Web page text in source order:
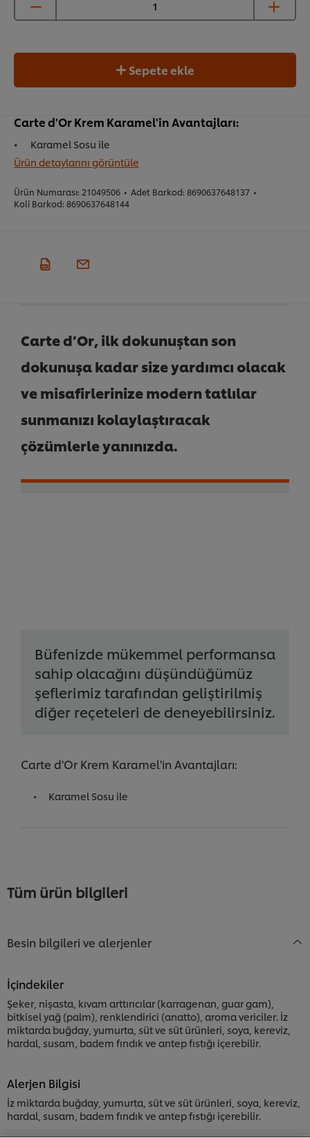
Sepete ekle
Carte d'Or Krem Karamel'in Avantajları:
Karamel Sosu ile
Ürün detaylarını görüntüle
Ürün Numarası: 21049506 • Adet Barkod: 8690637648137 •
Koli Barkod: 8690637648144
Carte d’Or, ilk dokunuştan son
dokunuşa kadar size yardımcı olacak
ve misafirlerinize modern tatlılar
sunmanızı kolaylaştıracak
çözümlerle yanınızda.
Büfenizde mükemmel performansa
sahip olacağını düşündüğümüz
şeflerimiz tarafından geliştirilmiş
diğer reçeteleri de deneyebilirsiniz.
Carte d'Or Krem Karamel'in Avantajları:
Karamel Sosu ile
Tüm ürün bilgileri
Besin bilgileri ve alerjenler
İçindekiler
Şeker, nişasta, kıvam arttırıcılar (karragenan, guar gam),
bitkisel yağ (palm), renklendirici (anatto), aroma vericiler. İz
miktarda buğday, yumurta, süt ve süt ürünleri, soya, kereviz,
hardal, susam, badem fındık ve antep fıstığı içerebilir.
Alerjen Bilgisi
İz miktarda buğday, yumurta, süt ve süt ürünleri, soya, kereviz,
hardal, susam, badem fındık ve antep fıstığı içerebilir.
Sitemiz içerisindeki deneyiminizi iyileştirmek için çerez
(ve benzeri teknikleri) kullanıyoruz. Çerezler, belirli
özellikleri (çevrimiçi "alışveriş sepetinizi" kaydetme) ve